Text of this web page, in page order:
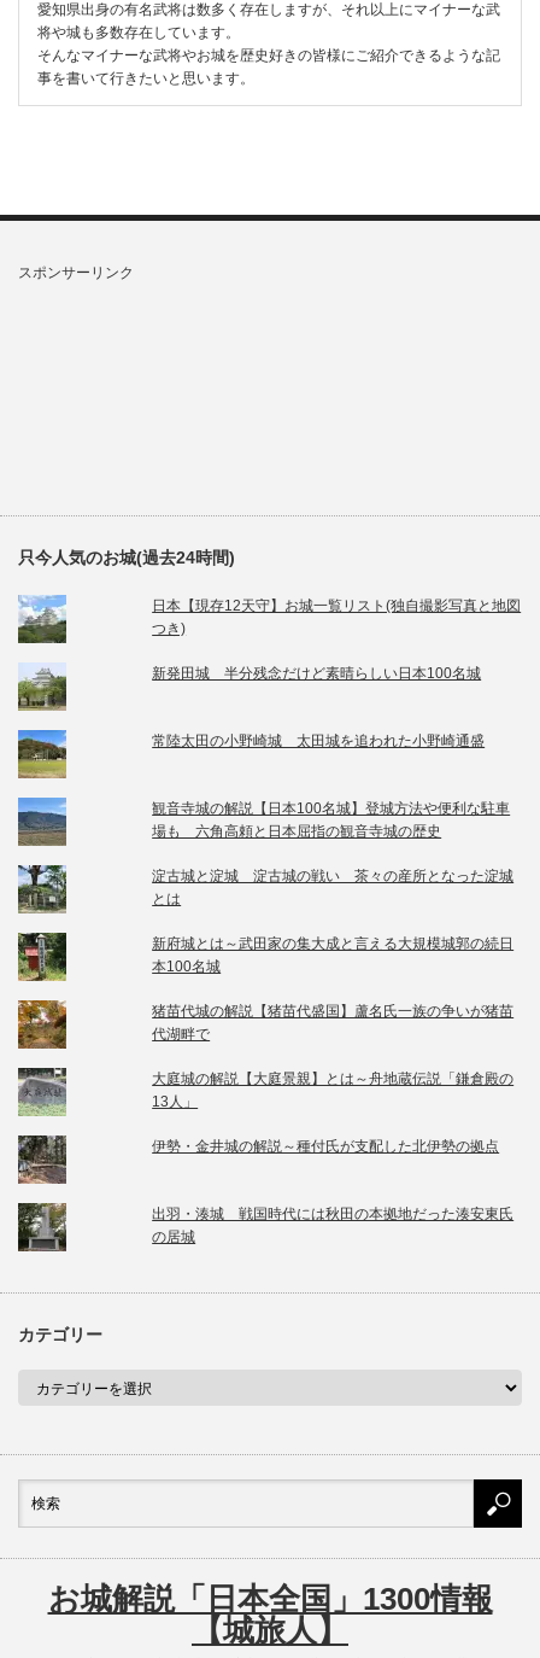
愛知県出身の有名武将は数多く存在しますが、それ以上にマイナーな武
将や城も多数存在しています。
そんなマイナーな武将やお城を歴史好きの皆様にご紹介できるような記
事を書いて行きたいと思います。
スポンサーリンク
只今人気のお城(過去24時間)
日本【現存12天守】お城一覧リスト(独自撮影写真と地図
つき)
新発田城 半分残念だけど素晴らしい日本100名城
常陸太田の小野崎城 太田城を追われた小野崎通盛
観音寺城の解説【日本100名城】登城方法や便利な駐車
場も 六角高頼と日本屈指の観音寺城の歴史
淀古城と淀城 淀古城の戦い 茶々の産所となった淀城
とは
新府城とは～武田家の集大成と言える大規模城郭の続日
本100名城
猪苗代城の解説【猪苗代盛国】蘆名氏一族の争いが猪苗
代湖畔で
大庭城の解説【大庭景親】とは～舟地蔵伝説「鎌倉殿の
13人」
伊勢・金井城の解説～種付氏が支配した北伊勢の拠点
出羽・湊城 戦国時代には秋田の本拠地だった湊安東氏
の居城
カテゴリー
お城解説「日本全国」1300情報
【城旅人】